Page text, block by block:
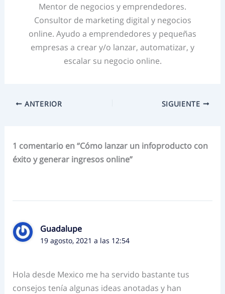
Mentor de negocios y emprendedores.
Consultor de marketing digital y negocios
online. Ayudo a emprendedores y pequeñas
empresas a crear y/o lanzar, automatizar, y
escalar su negocio online.
ANTERIOR SIGUIENTE
1 comentario en “Cómo lanzar un infoproducto con
éxito y generar ingresos online”
Guadalupe
19 agosto, 2021 a las 12:54
Hola desde Mexico me ha servido bastante tus
consejos tenía algunas ideas anotadas y han